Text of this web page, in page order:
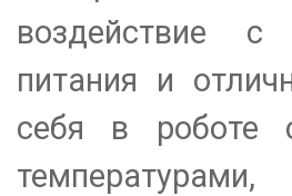
воздействие с
питания и
себя в роботе